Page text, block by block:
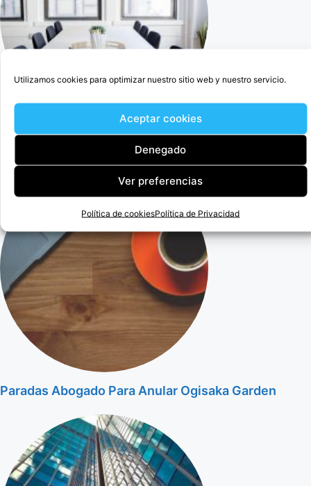
Utilizamos cookies para optimizar nuestro sitio web y nuestro servicio.
Aceptar cookies
Denegado
Ver preferencias
Política de cookiesPolítica de Privacidad
Cercedilla Abogado Para Anular Ogisaka Garden
Paradas Abogado Para Anular Ogisaka Garden